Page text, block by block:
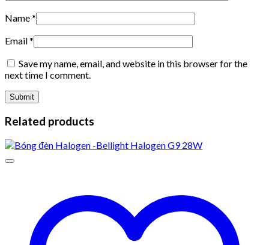
Name*
Email*
Save my name, email, and website in this browser for the
next time I comment.
Related products